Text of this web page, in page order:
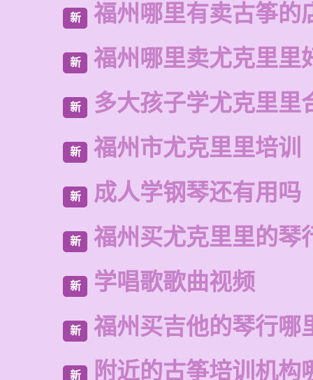
新 福州哪里有卖古筝的
新 福州哪里卖尤克里里
新 多大孩子学尤克里里
新 福州市尤克里里培训
新 成人学钢琴还有用吗
新 福州买尤克里里的琴
新 学唱歌歌曲视频
新 福州买吉他的琴行哪
新 附近的古筝培训机构